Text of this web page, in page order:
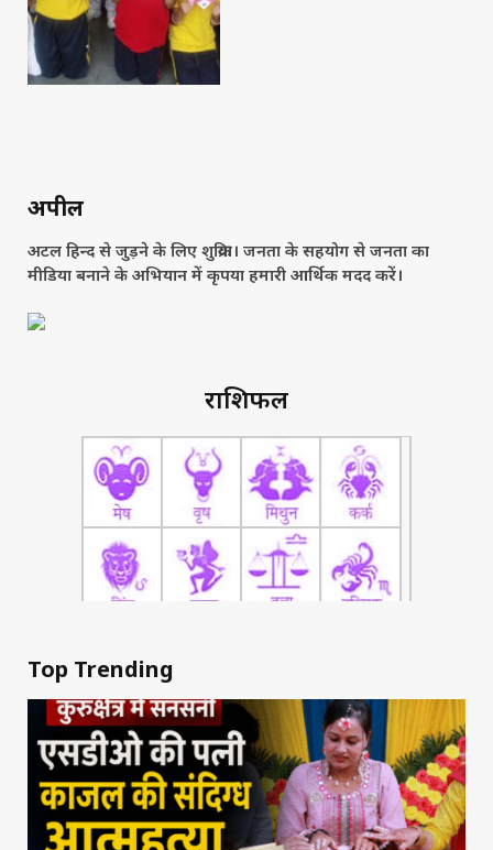
अपील
अटल हिन्द से जुड़ने के लिए शुक्रिया। जनता के सहयोग से जनता का
मीडिया बनाने के अभियान में कृपया हमारी आर्थिक मदद करें।
राशिफल
Top Trending